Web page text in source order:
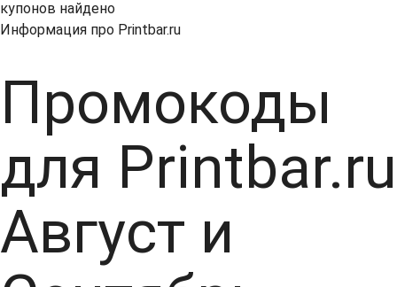
купонов найдено
Информация про Printbar.ru
Промокоды
для Printbar.ru
Август и